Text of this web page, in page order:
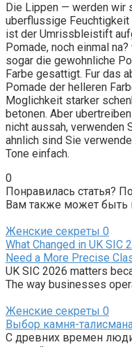
Die Lippen — werden wir
uberflussige Feuchtigkeit
ist der Umrissbleistift
Pomade, noch einmal
sogar die gewohnliche
Farbe gesattigt. Fur das
Pomade der helleren
Moglichkeit starker
betonen. Aber
nicht aussah, verwenden
ahnlich sind Sie
Tone einfach.
0
Понравилась статья?
Вам также может быть
Женские секреты 0
What Changed in UK SIC
Need a More Precise
UK SIC 2026 matters
The way businesses
Женские секреты 0
Выбор камня-
С древних времен